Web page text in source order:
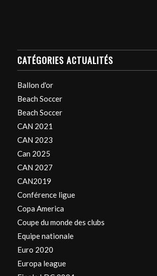
CATÉGORIES ACTUALITÉS
Ballon d'or
Beach Soccer
Beach Soccer
CAN 2021
CAN 2023
Can 2025
CAN 2027
CAN2019
Conférence ligue
Copa America
Coupe du monde des clubs
Equipe nationale
Euro 2020
Europa league